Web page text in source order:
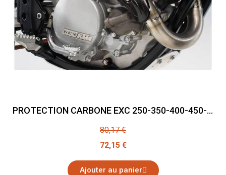
PROTECTION CARBONE EXC 250-350-400-450-500-525-530 2006-2012
80,17 €
72,15 €
Ajouter au panier